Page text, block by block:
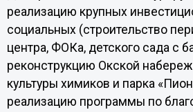
реализацию крупных
социальных (строительство
центра, ФОКа, детского сада с
реконструкцию Окской
культуры химиков и парка
реализацию программы по